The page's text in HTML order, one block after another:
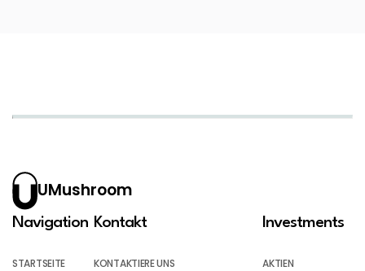
UMushroom
Navigation
STARTSEITE
Kontakt
KONTAKTIERE UNS
Investments
AKTIEN